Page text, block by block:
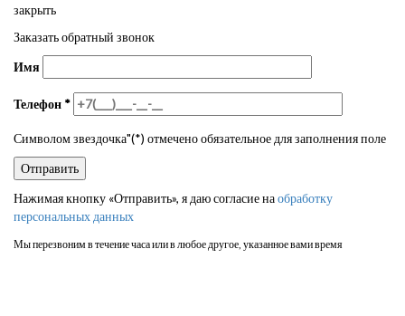
закрыть
Заказать обратный звонок
Имя
Телефон *
Символом звездочка"(*) отмечено обязательное для заполнения поле
Нажимая кнопку «Отправить», я даю согласие наобработку
персональных данных
Мы перезвоним в течение часа или в любое другое, указанное вами время